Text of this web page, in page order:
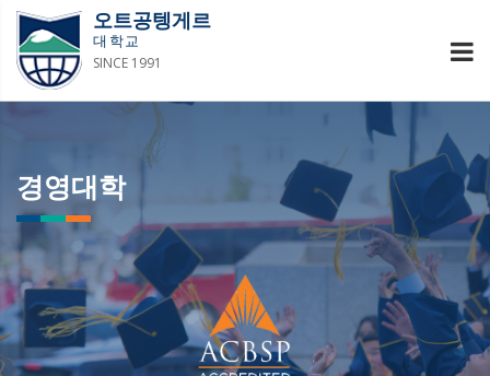
오트공텡게르
대학교
SINCE 1991
경영대학